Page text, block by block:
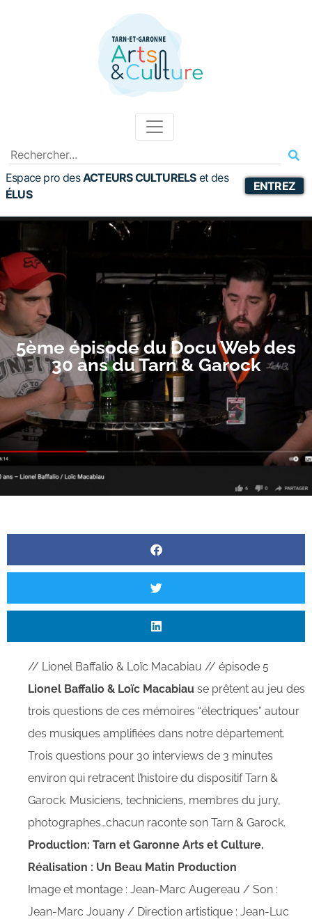
Espace pro desACTEURS CULTURELS etdes
ÉLUS
ENTREZ
5ème épisode du Docu Web des
30 ans du Tarn & Garock
// Lionel Baffalio & Loïc Macabiau // épisode 5
Lionel Baffalio & Loïc Macabiau se prêtent au jeu des
trois questions de ces mémoires “électriques” autour
des musiques amplifiées dans notre département.
Trois questions pour 30 interviews de 3 minutes
environ qui retracent l’histoire du dispositif Tarn &
Garock. Musiciens, techniciens, membres du jury,
photographes…chacun raconte son Tarn & Garock.
Production: Tarn et Garonne Arts et Culture.
Réalisation : Un Beau Matin Production
Image et montage : Jean-Marc Augereau / Son :
Jean-Marc Jouany / Direction artistique : Jean-Luc